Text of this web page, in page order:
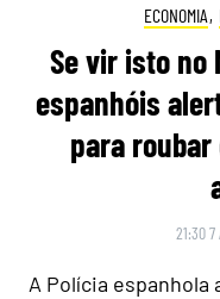
ECONOMIA,
Se vir isto no
espanhóis
para
21:30
A Polícia espanhola